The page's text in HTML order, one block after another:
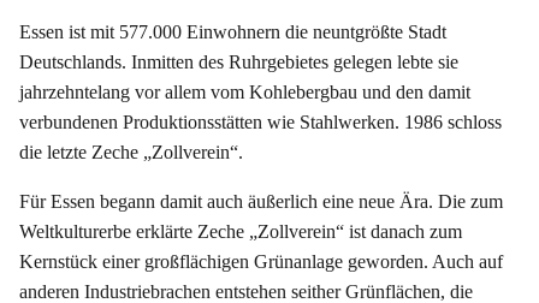
Essen ist mit 577.000 Einwohnern die neuntgrößte Stadt
Deutschlands. Inmitten des Ruhrgebietes gelegen lebte sie
jahrzehntelang vor allem vom Kohlebergbau und den damit
verbundenen Produktionsstätten wie Stahlwerken. 1986 schloss
die letzte Zeche „Zollverein“.
Für Essen begann damit auch äußerlich eine neue Ära. Die zum
Weltkulturerbe erklärte Zeche „Zollverein“ ist danach zum
Kernstück einer großflächigen Grünanlage geworden. Auch auf
anderen Industriebrachen entstehen seither Grünflächen, die